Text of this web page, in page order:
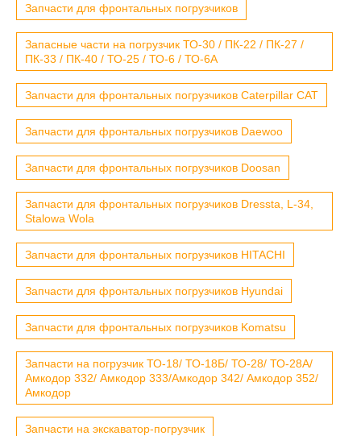
Запчасти для фронтальных погрузчиков
Запасные части на погрузчик ТО-30 / ПК-22 / ПК-27 /
ПК-33 / ПК-40 / ТО-25 / ТО-6 / ТО-6А
Запчасти для фронтальных погрузчиков Caterpillar CAT
Запчасти для фронтальных погрузчиков Daewoo
Запчасти для фронтальных погрузчиков Doosan
Запчасти для фронтальных погрузчиков Dressta, L-34,
Stalowa Wola
Запчасти для фронтальных погрузчиков HITACHI
Запчасти для фронтальных погрузчиков Hyundai
Запчасти для фронтальных погрузчиков Komatsu
Запчасти на погрузчик ТО-18/ ТО-18Б/ ТО-28/ ТО-28А/
Амкодор 332/ Амкодор 333/Амкодор 342/ Амкодор 352/
Амкодор
Запчасти на экскаватор-погрузчик